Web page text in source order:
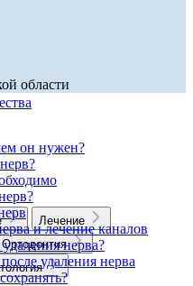
Лечение
Ортодонтия
области
он нужен?
и лечение каналов
нерва?
удаления нерва